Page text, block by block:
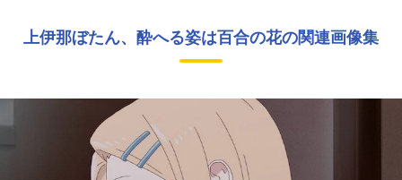
上伊那ぼたん、酔へる姿は百合の花の関連画像集